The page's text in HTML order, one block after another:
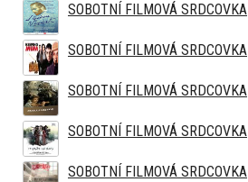
SOBOTNÍ FILMOVÁ SRDCOVKA
SOBOTNÍ FILMOVÁ SRDCOVKA
SOBOTNÍ FILMOVÁ SRDCOVKA
SOBOTNÍ FILMOVÁ SRDCOVKA
SOBOTNÍ FILMOVÁ SRDCOVKA